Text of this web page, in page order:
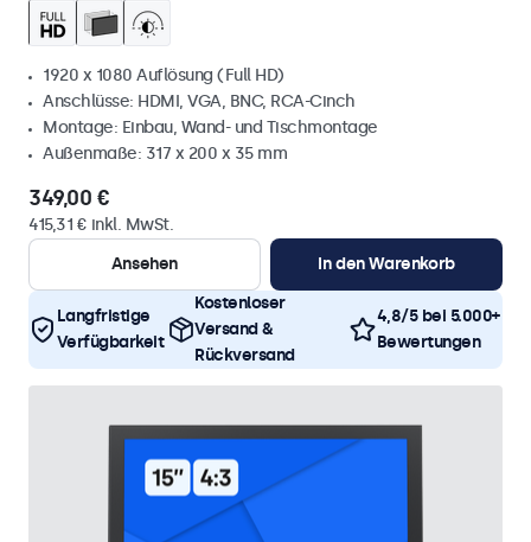
1920 x 1080 Auflösung (Full HD)
Anschlüsse: HDMI, VGA, BNC, RCA-Cinch
Montage: Einbau, Wand- und Tischmontage
Außenmaße: 317 x 200 x 35 mm
349,00 €
415,31 € inkl. MwSt.
Ansehen
In den Warenkorb
Langfristige
Verfügbarkeit
Kostenloser
Versand &
Rückversand
4,8/5 bei 5.000+
Bewertungen